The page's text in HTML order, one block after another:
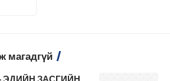
магадгүй
ЗАСГИЙН